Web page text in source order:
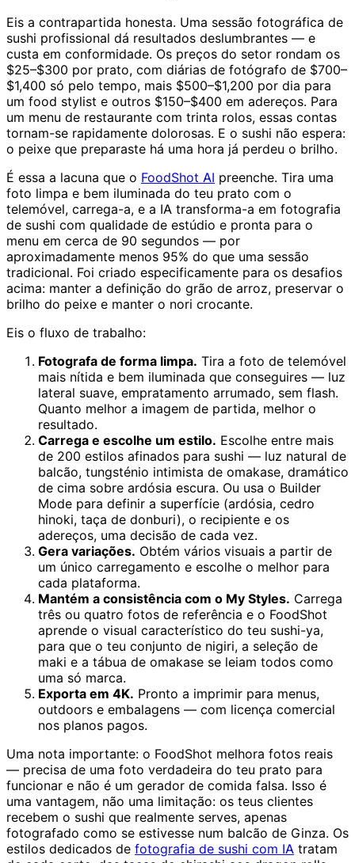
Eis a contrapartida honesta. Uma sessão fotográfica de
sushi profissional dá resultados deslumbrantes — e
custa em conformidade. Os preços do setor rondam os
$25–$300 por prato, com diárias de fotógrafo de $700–
$1,400 só pelo tempo, mais $500–$1,200 por dia para
um food stylist e outros $150–$400 em adereços. Para
um menu de restaurante com trinta rolos, essas contas
tornam-se rapidamente dolorosas. E o sushi não espera:
o peixe que preparaste há uma hora já perdeu o brilho.
É essa a lacuna que o FoodShot AI preenche. Tira uma
foto limpa e bem iluminada do teu prato com o
telemóvel, carrega-a, e a IA transforma-a em fotografia
de sushi com qualidade de estúdio e pronta para o
menu em cerca de 90 segundos — por
aproximadamente menos 95% do que uma sessão
tradicional. Foi criado especificamente para os desafios
acima: manter a definição do grão de arroz, preservar o
brilho do peixe e manter o nori crocante.
Eis o fluxo de trabalho:
Fotografa de forma limpa. Tira a foto de telemóvel
mais nítida e bem iluminada que conseguires — luz
lateral suave, empratamento arrumado, sem flash.
Quanto melhor a imagem de partida, melhor o
resultado.
Carrega e escolhe um estilo. Escolhe entre mais
de 200 estilos afinados para sushi — luz natural de
balcão, tungsténio intimista de omakase, dramático
de cima sobre ardósia escura. Ou usa o Builder
Mode para definir a superfície (ardósia, cedro
hinoki, taça de donburi), o recipiente e os
adereços, uma decisão de cada vez.
Gera variações. Obtém vários visuais a partir de
um único carregamento e escolhe o melhor para
cada plataforma.
Mantém a consistência com o My Styles. Carrega
três ou quatro fotos de referência e o FoodShot
aprende o visual característico do teu sushi-ya,
para que o teu conjunto de nigiri, a seleção de
maki e a tábua de omakase se leiam todos como
uma só marca.
Exporta em 4K. Pronto a imprimir para menus,
outdoors e embalagens — com licença comercial
nos planos pagos.
Uma nota importante: o FoodShot melhora fotos reais
— precisa de uma foto verdadeira do teu prato para
funcionar e não é um gerador de comida falsa. Isso é
uma vantagem, não uma limitação: os teus clientes
recebem o sushi que realmente serves, apenas
fotografado como se estivesse num balcão de Ginza. Os
estilos dedicados de fotografia de sushi com IA tratam